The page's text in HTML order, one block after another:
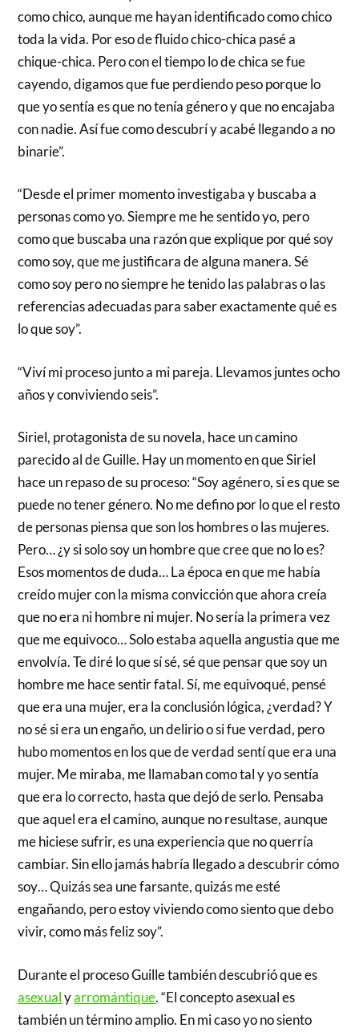
como chico, aunque me hayan identificado como chico
toda la vida. Por eso de fluido chico-chica pasé a
chique-chica. Pero con el tiempo lo de chica se fue
cayendo, digamos que fue perdiendo peso porque lo
que yo sentía es que no tenía género y que no encajaba
con nadie. Así fue como descubrí y acabé llegando a no
binarie”.
“Desde el primer momento investigaba y buscaba a
personas como yo. Siempre me he sentido yo, pero
como que buscaba una razón que explique por qué soy
como soy, que me justificara de alguna manera. Sé
como soy pero no siempre he tenido las palabras o las
referencias adecuadas para saber exactamente qué es
lo que soy”.
“Viví mi proceso junto a mi pareja. Llevamos juntes ocho
años y conviviendo seis”.
Siriel, protagonista de su novela, hace un camino
parecido al de Guille. Hay un momento en que Siriel
hace un repaso de su proceso: “Soy agénero, si es que se
puede no tener género. No me defino por lo que el resto
de personas piensa que son los hombres o las mujeres.
Pero… ¿y si solo soy un hombre que cree que no lo es?
Esos momentos de duda… La época en que me había
creído mujer con la misma convicción que ahora creía
que no era ni hombre ni mujer. No sería la primera vez
que me equivoco… Solo estaba aquella angustia que me
envolvía. Te diré lo que sí sé, sé que pensar que soy un
hombre me hace sentir fatal. Sí, me equivoqué, pensé
que era una mujer, era la conclusión lógica, ¿verdad? Y
no sé si era un engaño, un delirio o si fue verdad, pero
hubo momentos en los que de verdad sentí que era una
mujer. Me miraba, me llamaban como tal y yo sentía
que era lo correcto, hasta que dejó de serlo. Pensaba
que aquel era el camino, aunque no resultase, aunque
me hiciese sufrir, es una experiencia que no querría
cambiar. Sin ello jamás habría llegado a descubrir cómo
soy… Quizás sea une farsante, quizás me esté
engañando, pero estoy viviendo como siento que debo
vivir, como más feliz soy”.
Durante el proceso Guille también descubrió que es
asexualyarromántique. “El concepto asexual es
también un término amplio. En mi caso yo no siento